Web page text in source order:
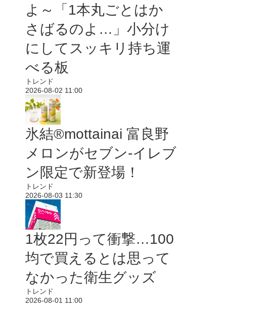
よ～「1本丸ごとはか
さばるのよ…」小分け
にしてスッキリ持ち運
べる板
トレンド
2026-08-02 11:00
氷結®mottainai 富良野
メロンがセブン‐イレブ
ン限定で新登場！
トレンド
2026-08-03 11:30
1枚22円って衝撃…100
均で買えるとは思って
なかった衛生グッズ
トレンド
2026-08-01 11:00